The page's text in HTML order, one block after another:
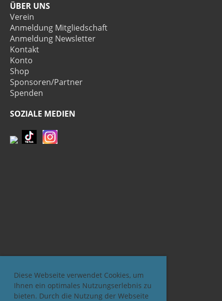
Diese Webseite verwendet Cookies, um
Ihnen ein optimales Nutzungserlebnis zu
bieten. Durch die Nutzung der Webseite
ÜBER UNS
Verein
Anmeldung Mitgliedschaft
Anmeldung Newsletter
Kontakt
Konto
Shop
Sponsoren/Partner
Spenden
SOZIALE MEDIEN